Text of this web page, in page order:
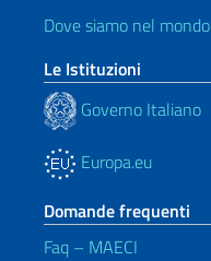
Dove siamo nel mondo
Le Istituzioni
Governo Italiano
Europa.eu
Domande frequenti
Faq – MAECI